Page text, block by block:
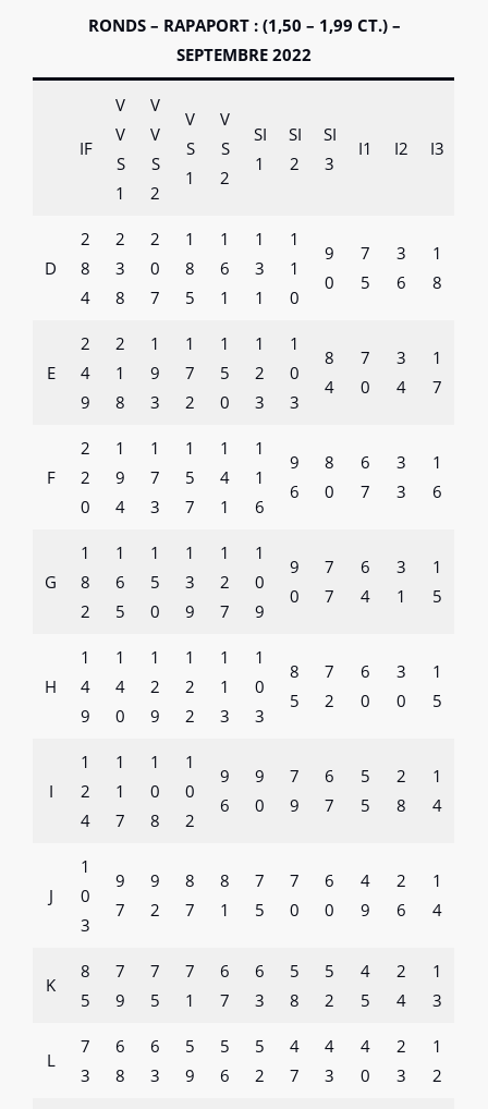
RONDS – RAPAPORT : (1,50 – 1,99 CT.) –
SEPTEMBRE 2022
IF
V
V
S
1
V
V
S
2
V
S
1
V
S
2
SI
1
SI
2
SI
3
I1 I2 I3
D
2
8
4
2
3
8
2
0
7
1
8
5
1
6
1
1
3
1
1
1
0
9
0
7
5
3
6
1
8
E
2
4
9
2
1
8
1
9
3
1
7
2
1
5
0
1
2
3
1
0
3
8
4
7
0
3
4
1
7
F
2
2
0
1
9
4
1
7
3
1
5
7
1
4
1
1
1
6
9
6
8
0
6
7
3
3
1
6
G
1
8
2
1
6
5
1
5
0
1
3
9
1
2
7
1
0
9
9
0
7
7
6
4
3
1
1
5
H
1
4
9
1
4
0
1
2
9
1
2
2
1
1
3
1
0
3
8
5
7
2
6
0
3
0
1
5
I
1
2
4
1
1
7
1
0
8
1
0
2
9
6
9
0
7
9
6
7
5
5
2
8
1
4
J
1
0
3
9
7
9
2
8
7
8
1
7
5
7
0
6
0
4
9
2
6
1
4
K
8
5
7
9
7
5
7
1
6
7
6
3
5
8
5
2
4
5
2
4
1
3
L
7
3
6
8
6
3
5
9
5
6
5
2
4
7
4
3
4
0
2
3
1
2